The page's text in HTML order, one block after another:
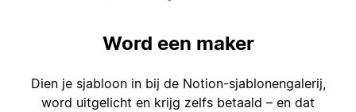
Word een maker
Dien je sjabloon in bij de Notion-sjablonengalerij,
word uitgelicht en krijg zelfs betaald – en dat